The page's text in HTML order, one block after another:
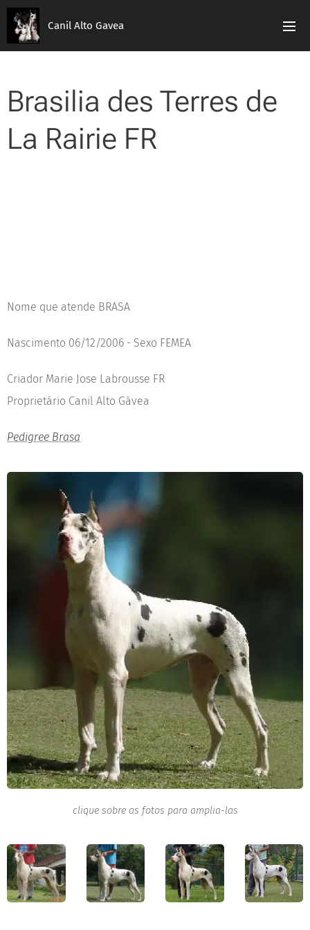
Canil Alto Gavea
Brasilia des Terres de
La Rairie FR
Nome que atende BRASA
Nascimento 06/12/2006 - Sexo FEMEA
Criador Marie Jose Labrousse FR
Proprietário Canil Alto Gávea
Pedigree Brasa
clique sobre as fotos para amplia-las